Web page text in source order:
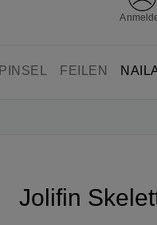
PINSEL FEILEN
Jolifin